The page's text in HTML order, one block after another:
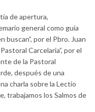
de apertura,
general como guía
buscan”, por el Pbro. Juan
Carcelaria”, por el
de la Pastoral
después de una
charla sobre la Lectio
trabajamos los Salmos de